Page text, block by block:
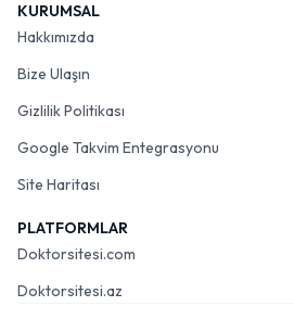
KURUMSAL
Hakkımızda
Bize Ulaşın
Gizlilik Politikası
Google Takvim Entegrasyonu
Site Haritası
PLATFORMLAR
Doktorsitesi.com
Doktorsitesi.az